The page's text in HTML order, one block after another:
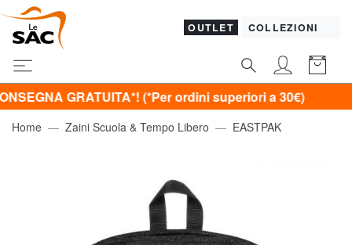
OUTLET COLLEZIONI
GRATUITA*! (*Per ordini superiori a 30€)
Home Zaini Scuola & Tempo Libero EASTPAK